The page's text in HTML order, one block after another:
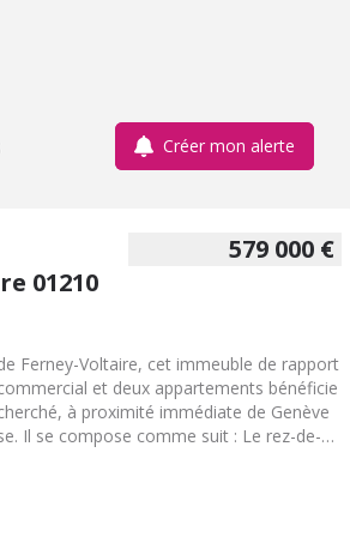
Créer mon alerte
579 000 €
01210
Ferney-Voltaire, cet immeuble de rapport
et deux appartements bénéficie
à proximité immédiate de Genève
Il se compose comme suit : Le rez-de-
450 € par mois, offrant ainsi un revenu
étage, un appartement de type 3